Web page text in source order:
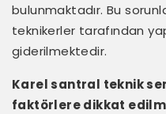
bulunmaktadır. Bu
teknikerler tarafından
giderilmektedir.
Karel santral teknik
faktörlere dikkat